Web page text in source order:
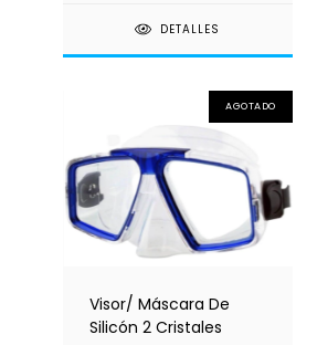
DETALLES
AGOTADO
Visor/ Máscara De
Silicón 2 Cristales